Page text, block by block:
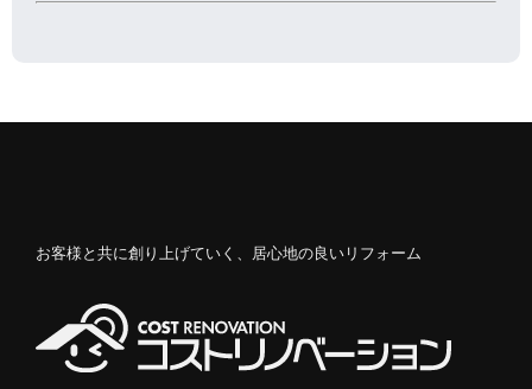
お客様と共に創り上げていく、居心地の良いリフォーム